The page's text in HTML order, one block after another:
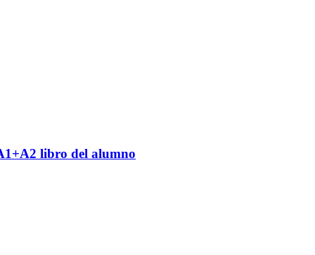
libro del alumno